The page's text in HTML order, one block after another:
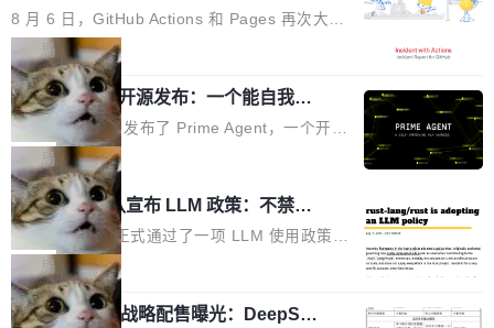
026 的读者：「看了篇 ...
认为最重要的一个——复杂度恰到好处，刚好能
驱动你去学 CuTe，但还没被那些"邪恶的" Hopp
er++ 优化所淹没，足够容易修改和适配。 更关
键的是 FA2 的持久性...
型智能设备的开发、连接与互联提供关键支撑，
也为产业链企业探索产品创新与商业增长打开新
的空间。 8月14日，开源鸿蒙智能硬件开发者日
（OHDD：OpenHarmony Hardware Develope
r Day）将在杭州启航。活动面向智能硬件产业
链企业和开发者，邀请行业专家与资深技术顾
问，围绕开源鸿蒙技术能力、设备适配、芯片适
配、功耗与稳定性调优、兼容性测评及统一互联
等内容展开系统讲解和实战交流，帮助企业进一
步了解开源鸿蒙在智能...
8 月 6 日，GitHub Actions 和 Pages 再次大规
模服务降级，Actions 完全不可用超过 5 小时，
webhook 停发，连自托管 runner 也因调度层故
障无法工作。Pages、Copilot code review、C
opilot coding agent 全部受影响。从检测到完全
恢复，大约 12 小时。 这是 2026 年 8 月的第六
起事故，其中四起与 AI/Copilot 服务相关。 Git
Hub 员工 kdaigle 在 HN 讨论中贴出了一组数
据：2025 年全年 10 亿次 commit。现在，每周
2.75 亿次，全年预计 140 亿次。GitHub...
局
Prime Agent 开源发布：一个能自我改
进的编程 Agent，ARC-AGI 3 超越人类
专家基线
Prime Intellect 发布了 Prime Agent，一个开源
的编程 Agent Harness，核心设计围绕两个抽
象：Recursive Language Model（RLM）和 C
ontinual Harness。在 ARC-AGI 3 基准测试
上，Prime Agent + Opus 5 的组合达到了 95.
5% RHAE Best@1，超过了 ARC 报告的人类专
家基线 95.4%。 不是又一个 coding agent 包装
器 Prime Agent 的架构和市面上大多数 coding
局
Rust 项目团队宣布 LLM 政策：不禁
止，但你要承认哪些代码不是你写的
Rust 语言项目正式通过了一项 LLM 使用政策，
覆盖 rust-lang/rust 单一仓库的代码贡献。这不
是项目级别的官方立场，目前由五个团队采纳，
但它可能是主流开源项目中关于 AI 辅助贡献最
局
宇树科技 IPO 战略配售曝光：DeepSe